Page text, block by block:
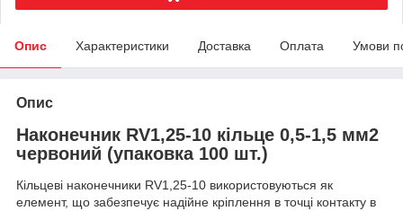
Опис Характеристики Доставка Оплата Умови
Опис
Наконечник RV1,25-10 кільце 0,5-1,5 мм2
червоний (упаковка 100 шт.)
Кільцеві наконечники RV1,25-10 використовуються як
елемент, що забезпечує надійне кріплення в точці контакту в